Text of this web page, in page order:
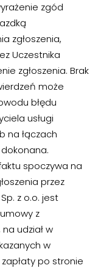
zgód
zgłoszenia,
Uczestnika
zgłoszenia. Brak
może
błędu
usługi
na łączach
spoczywa na
przez
z o.o. jest
z
udział w
w
po stronie